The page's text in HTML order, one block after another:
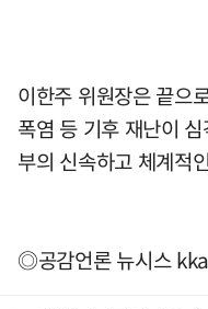
이한주 위원장은 끝으
폭염 등 기후 재난이
부의 신속하고 체계적
◎공감언론 뉴시스